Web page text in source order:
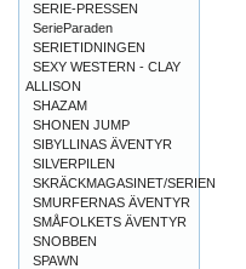
SERIE-PRESSEN
SerieParaden
SERIETIDNINGEN
SEXY WESTERN - CLAY
ALLISON
SHAZAM
SHONEN JUMP
SIBYLLINAS ÄVENTYR
SILVERPILEN
SKRÄCKMAGASINET/SERIEN
SMURFERNAS ÄVENTYR
SMÅFOLKETS ÄVENTYR
SNOBBEN
SPAWN